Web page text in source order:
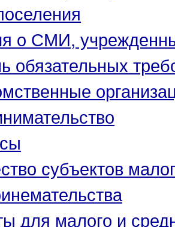
о СМИ,
обязательных
субъектов
для малого и